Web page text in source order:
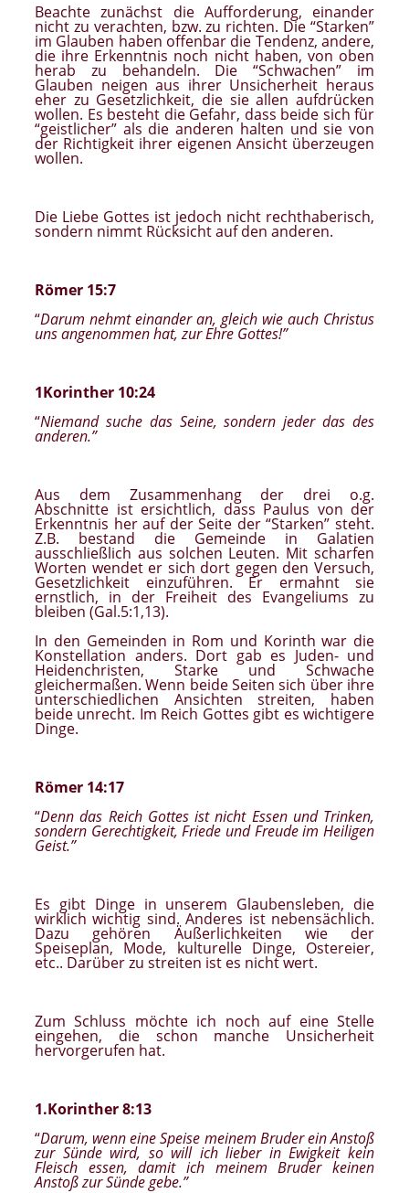
Beachte zunächst die Aufforderung, einander
nicht zu verachten, bzw. zu richten. Die “Starken”
im Glauben haben offenbar die Tendenz, andere,
die ihre Erkenntnis noch nicht haben, von oben
herab zu behandeln. Die “Schwachen” im
Glauben neigen aus ihrer Unsicherheit heraus
eher zu Gesetzlichkeit, die sie allen aufdrücken
wollen. Es besteht die Gefahr, dass beide sich für
“geistlicher” als die anderen halten und sie von
der Richtigkeit ihrer eigenen Ansicht überzeugen
wollen.
Die Liebe Gottes ist jedoch nicht rechthaberisch,
sondern nimmt Rücksicht auf den anderen.
Römer 15:7
“Darum nehmt einander an, gleich wie auch Christus
uns angenommen hat, zur Ehre Gottes!”
1Korinther 10:24
“Niemand suche das Seine, sondern jeder das des
anderen.”
Aus dem Zusammenhang der drei o.g.
Abschnitte ist ersichtlich, dass Paulus von der
Erkenntnis her auf der Seite der “Starken” steht.
Z.B. bestand die Gemeinde in Galatien
ausschließlich aus solchen Leuten. Mit scharfen
Worten wendet er sich dort gegen den Versuch,
Gesetzlichkeit einzuführen. Er ermahnt sie
ernstlich, in der Freiheit des Evangeliums zu
bleiben (Gal.5:1,13).
In den Gemeinden in Rom und Korinth war die
Konstellation anders. Dort gab es Juden- und
Heidenchristen, Starke und Schwache
gleichermaßen. Wenn beide Seiten sich über ihre
unterschiedlichen Ansichten streiten, haben
beide unrecht. Im Reich Gottes gibt es wichtigere
Dinge.
Römer 14:17
“Denn das Reich Gottes ist nicht Essen und Trinken,
sondern Gerechtigkeit, Friede und Freude im Heiligen
Geist.”
Es gibt Dinge in unserem Glaubensleben, die
wirklich wichtig sind. Anderes ist nebensächlich.
Dazu gehören Äußerlichkeiten wie der
Speiseplan, Mode, kulturelle Dinge, Ostereier,
etc.. Darüber zu streiten ist es nicht wert.
Zum Schluss möchte ich noch auf eine Stelle
eingehen, die schon manche Unsicherheit
hervorgerufen hat.
1.Korinther 8:13
“Darum, wenn eine Speise meinem Bruder ein Anstoß
zur Sünde wird, so will ich lieber in Ewigkeit kein
Fleisch essen, damit ich meinem Bruder keinen
Anstoß zur Sünde gebe.”